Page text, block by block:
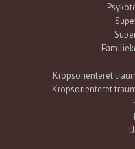
Kropsorienteret
Kropsorienteret